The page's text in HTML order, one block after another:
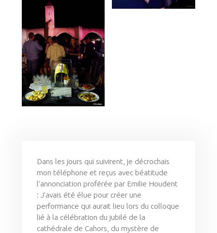
Dans les jours qui suivirent, je décrochais
mon téléphone et reçus avec béatitude
l’annonciation proférée par Emilie Houdent
: J’avais été élue pour créer une
performance qui aurait lieu lors du colloque
lié à la célébration du jubilé de la
cathédrale de Cahors, du mystère de